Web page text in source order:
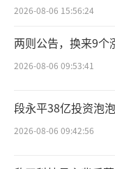
前一交易日止。
关于募集资
路径
2026-08-06 15:56:24
两则公告，换来9个
2026-08-06 09:53:41
段永平38亿投资泡
2026-08-06 09:42:56